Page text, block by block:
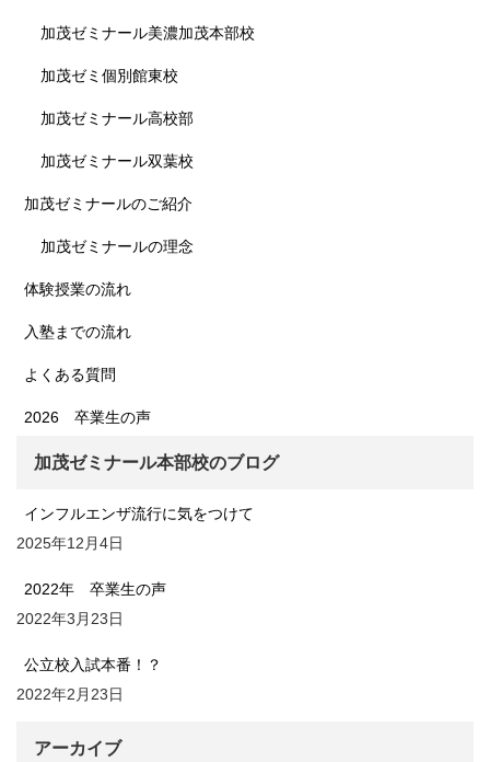
加茂ゼミナール美濃加茂本部校
加茂ゼミ個別館東校
加茂ゼミナール高校部
加茂ゼミナール双葉校
加茂ゼミナールのご紹介
加茂ゼミナールの理念
体験授業の流れ
入塾までの流れ
よくある質問
2026 卒業生の声
加茂ゼミナール本部校のブログ
インフルエンザ流行に気をつけて
2025年12月4日
2022年 卒業生の声
2022年3月23日
公立校入試本番！？
2022年2月23日
アーカイブ